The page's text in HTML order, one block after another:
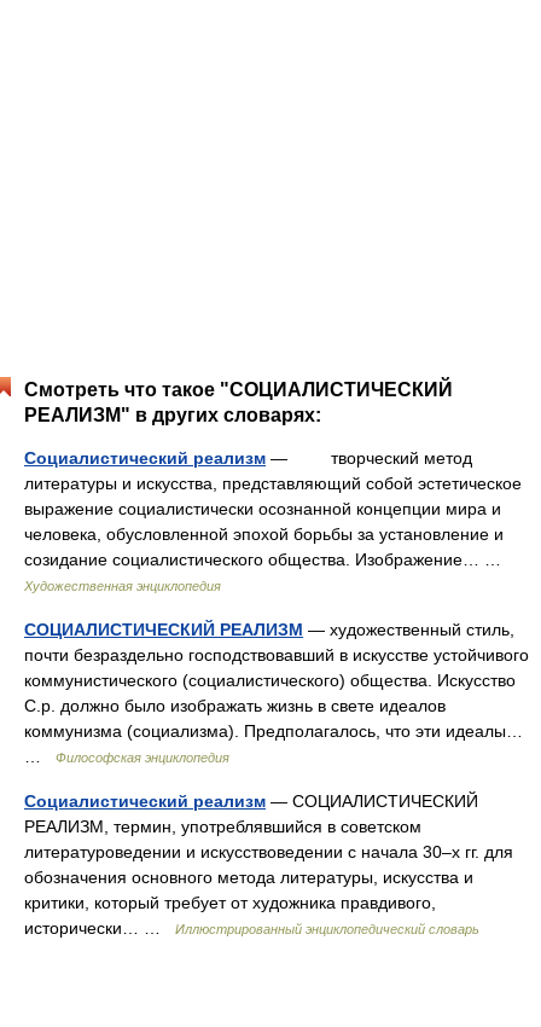
Смотреть что такое "СОЦИАЛИСТИЧЕСКИЙ
РЕАЛИЗМ" в других словарях:
Социалистический реализм — творческий метод
литературы и искусства, представляющий собой эстетическое
выражение социалистически осознанной концепции мира и
человека, обусловленной эпохой борьбы за установление и
созидание социалистического общества. Изображение… …
Художественная энциклопедия
СОЦИАЛИСТИЧЕСКИЙ РЕАЛИЗМ — художественный стиль,
почти безраздельно господствовавший в искусстве устойчивого
коммунистического (социалистического) общества. Искусство
С.р. должно было изображать жизнь в свете идеалов
коммунизма (социализма). Предполагалось, что эти идеалы…
Философская энциклопедия
Социалистический реализм — СОЦИАЛИСТИЧЕСКИЙ
РЕАЛИЗМ, термин, употреблявшийся в советском
литературоведении и искусствоведении с начала 30–х гг. для
обозначения основного метода литературы, искусства и
критики, который требует от художника правдивого,
исторически… …
Иллюстрированный энциклопедический словарь